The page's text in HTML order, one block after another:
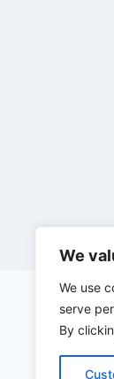
We
We use
serve
By